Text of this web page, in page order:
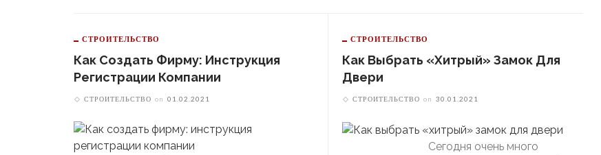
СТРОИТЕЛЬСТВО
Как Создать Фирму: Инструкция
Регистрации Компании
СТРОИТЕЛЬСТВО on 01.02.2021
СТРОИТЕЛЬСТВО
Как Выбрать «хитрый» Замок Для
Двери
СТРОИТЕЛЬСТВО on 30.01.2021
Сегодня очень много